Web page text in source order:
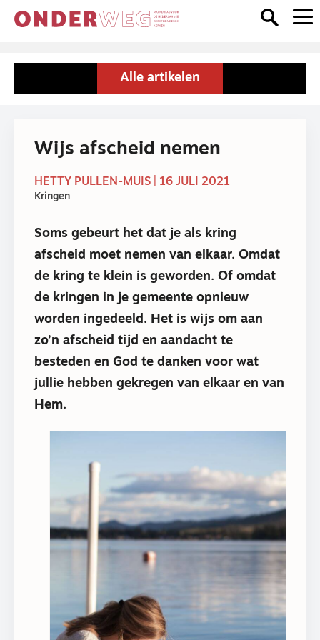
Alle artikelen
Wijs afscheid nemen
HETTY PULLEN-MUIS | 16 JULI 2021
Kringen
Soms gebeurt het dat je als kring
afscheid moet nemen van elkaar. Omdat
de kring te klein is geworden. Of omdat
de kringen in je gemeente opnieuw
worden ingedeeld. Het is wijs om aan
zo’n afscheid tijd en aandacht te
besteden en God te danken voor wat
jullie hebben gekregen van elkaar en van
Hem.